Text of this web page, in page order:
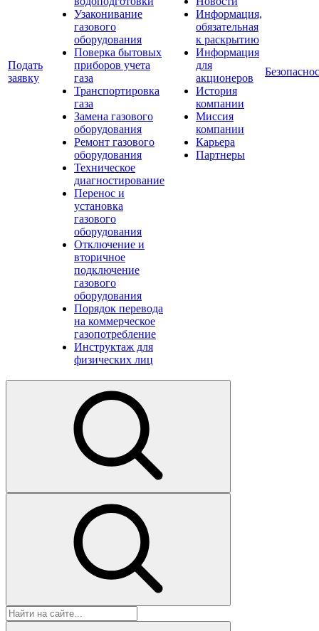
Подать
заявку
Узаконивание
газового
оборудования
Поверка бытовых
приборов учета
газа
Транспортировка
газа
Замена газового
оборудования
Ремонт газового
оборудования
Техническое
диагностирование
Перенос и
установка
газового
оборудования
Отключение и
вторичное
подключение
газового
оборудования
Порядок перевода
на коммерческое
газопотребление
Инструктаж для
физических лиц
Информация,
обязательная
к раскрытию
Информация
для
акционеров
История
компании
Миссия
компании
Карьера
Партнеры